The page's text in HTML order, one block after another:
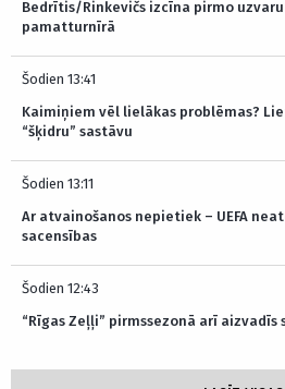
Bedrītis/Rinkevičs izcīna pirmo uzvaru
pamatturnīrā
Šodien 13:41
Kaimiņiem vēl lielākas problēmas?
“šķidru” sastāvu
Šodien 13:11
Ar atvainošanos nepietiek – UEFA
sacensības
Šodien 12:43
“Rīgas Zeļļi” pirmssezonā arī aizvadīs